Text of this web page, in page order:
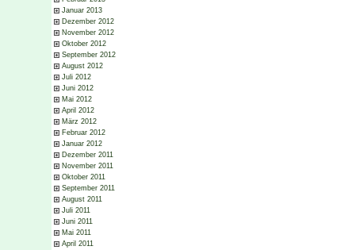
Januar 2013
Dezember 2012
November 2012
Oktober 2012
September 2012
August 2012
Juli 2012
Juni 2012
Mai 2012
April 2012
März 2012
Februar 2012
Januar 2012
Dezember 2011
November 2011
Oktober 2011
September 2011
August 2011
Juli 2011
Juni 2011
Mai 2011
April 2011